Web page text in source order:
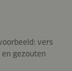
vers
gezouten